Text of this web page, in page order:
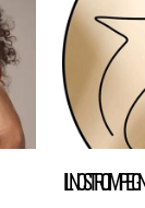
IL NOSTRO